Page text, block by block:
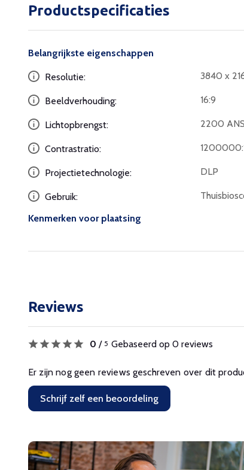
Productspecificaties
Belangrijkste eigenschappen
Resolutie: 3840 x
Beeldverhouding: 16:9
Lichtopbrengst: 2200
Contrastratio:
Projectietechnologie: DLP
Gebruik:
Kenmerken voor plaatsing
Reviews
0 / 5 Gebaseerd op 0 reviews
Er zijn nog geen reviews geschreven over dit
Schrijf zelf een beoordeling